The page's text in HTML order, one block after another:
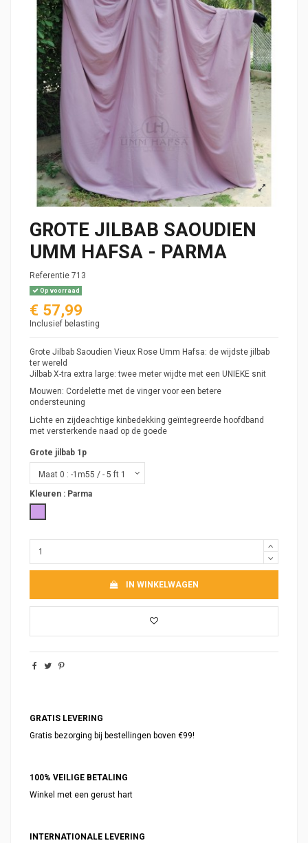
GROTE JILBAB SAOUDIEN
UMM HAFSA - PARMA
Referentie 713
Op voorraad
€ 57,99
Inclusief belasting
Grote Jilbab Saoudien Vieux Rose Umm Hafsa: de wijdste jilbab
ter wereld
Jilbab X-tra extra large: twee meter wijdte met een UNIEKE snit
Mouwen: Cordelette met de vinger voor een betere
ondersteuning
Lichte en zijdeachtige kinbedekking geïntegreerde hoofdband
met versterkende naad op de goede
Grote jilbab 1p
Kleuren : Parma
IN WINKELWAGEN
GRATIS LEVERING
Gratis bezorging bij bestellingen boven €99!
100% VEILIGE BETALING
Winkel met een gerust hart
INTERNATIONALE LEVERING